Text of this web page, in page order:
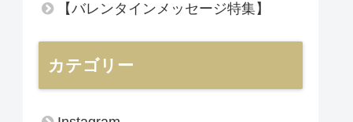
【バレンタインメッセージ特集】
カテゴリー